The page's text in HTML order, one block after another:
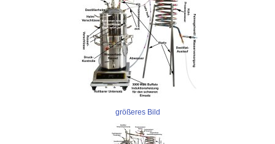
größeres Bild